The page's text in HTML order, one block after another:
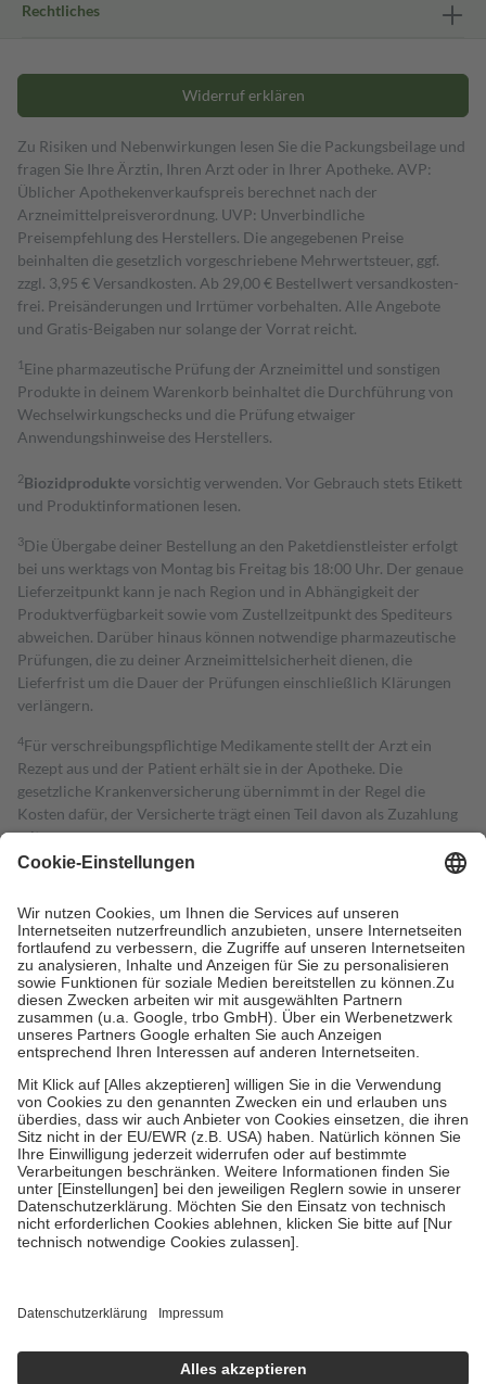
Rechtliches
Widerruf erklären
Zu Risiken und Nebenwirkungen lesen Sie die Packungsbeilage und
fragen Sie Ihre Ärztin, Ihren Arzt oder in Ihrer Apotheke. AVP:
Üblicher Apothekenverkaufspreis berechnet nach der
Arzneimittelpreisverordnung. UVP: Unverbindliche
Preisempfehlung des Herstellers. Die angegebenen Preise
beinhalten die gesetzlich vorgeschriebene Mehrwertsteuer, ggf.
zzgl. 3,95 € Versandkosten. Ab 29,00 € Bestell­wert versand­kosten­
frei. Preisänderungen und Irrtümer vorbehalten. Alle Angebote
und Gratis-Beigaben nur solange der Vorrat reicht.
1 Eine pharmazeutische Prüfung der Arzneimittel und sonstigen
Produkte in deinem Warenkorb beinhaltet die Durchführung von
Wechselwirkungschecks und die Prüfung etwaiger
Anwendungshinweise des Herstellers.
2Biozidproduktevorsichtig verwenden. Vor Gebrauch stets Etikett
und Produktinformationen lesen.
3Die Übergabe deiner Bestellung an den Paketdienstleister erfolgt
bei uns werktags von Montag bis Freitag bis 18:00 Uhr. Der genaue
Lieferzeitpunkt kann je nach Region und in Abhängigkeit der
Produktverfügbarkeit sowie vom Zustellzeitpunkt des Spediteurs
abweichen. Darüber hinaus können notwendige pharmazeutische
Prüfungen, die zu deiner Arzneimittelsicherheit dienen, die
Lieferfrist um die Dauer der Prüfungen einschließlich Klärungen
verlängern.
4Für verschreibungspflichtige Medikamente stellt der Arzt ein
Rezept aus und der Patient erhält sie in der Apotheke. Die
gesetzliche Krankenversicherung übernimmt in der Regel die
Kosten dafür, der Versicherte trägt einen Teil davon als Zuzahlung
mit.
Grundsätzlich leisten Mitglieder Zuzahlungen in Höhe von zehn
höchstens zehn Euro.
Es sind jedoch nie mehr als die tatsächlichen
Kosten der Leistung zu entrichten.
Diese Regeln gelten grundsätzlich auch für Online-Apotheken.
Bei Heilmitteln und häuslicher Krankenpflege beträgt die
Zuzahlung zehn Prozent der Kosten sowie zehn Euro je
Verordnung.
Um das Engagement der Versicherten für ihre eigene Gesundheit zu
stärken und die besondere Stellung der Familie zu unterstützen,
fallenkeine Zuzahlungenan bei:
• Kindern und Jugendlichen bis zum vollendeten 18. Lebensjahr
mit Ausnahme der Fahrkosten
• Untersuchungen zur Vorsorge und Früherkennung, die von der
GKV getragen werden
• empfohlenen Schutzimpfungen
• Harn- und Blutteststreifen
getroffen, um sicherzustellen, dass es sich um echte Bewertungen
https://help.etrusted.com/hc/de/articles/4419944605341